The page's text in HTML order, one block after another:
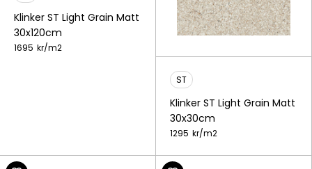
Klinker ST Light Grain Matt
30x120cm
1695 kr/m2
ST
Klinker ST Light Grain Matt
30x30cm
1295 kr/m2